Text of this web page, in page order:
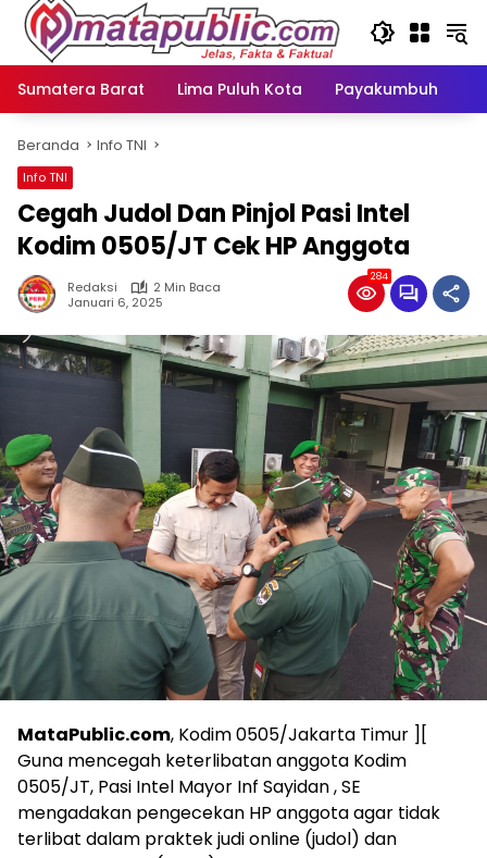
Langsung
konten
Sumatera Barat
Lima Puluh Kota Payakumbuh
Beranda Info TNI
Info TNI
Cegah Judol Dan Pinjol Pasi Intel
Kodim 0505/JT Cek HP Anggota
Redaksi
2 Min Baca
Januari 6, 2025
284
MataPublic.com, Kodim 0505/Jakarta Timur ][
Guna mencegah keterlibatan anggota Kodim
0505/JT, Pasi Intel Mayor Inf Sayidan , SE
mengadakan pengecekan HP anggota agar tidak
terlibat dalam praktek judi online (judol) dan